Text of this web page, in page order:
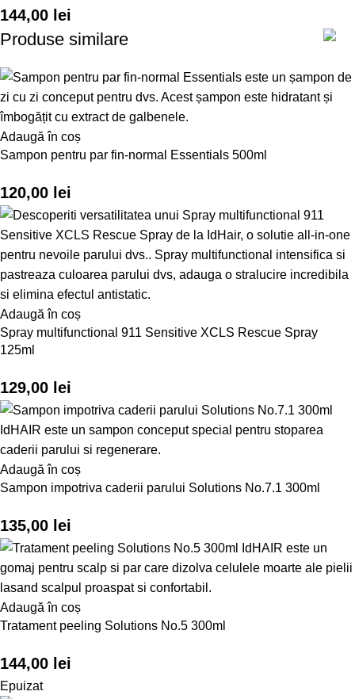
144,00 lei
Produse similare
Adaugă în coș
Sampon pentru par fin-normal Essentials 500ml
120,00 lei
Adaugă în coș
Spray multifunctional 911 Sensitive XCLS Rescue Spray
125ml
129,00 lei
Adaugă în coș
Sampon impotriva caderii parului Solutions No.7.1 300ml
135,00 lei
Adaugă în coș
Tratament peeling Solutions No.5 300ml
144,00 lei
Epuizat